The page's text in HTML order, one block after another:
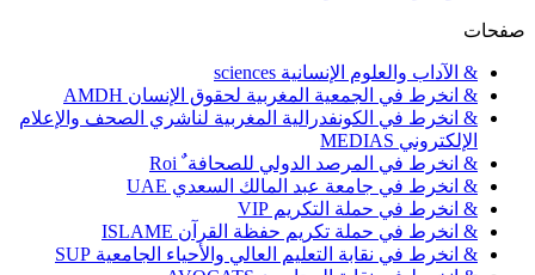
صفحات
& الآداب والعلوم الإنسانية sciences
& انخرط في الجمعية المغربية لحقوق الإنسان AMDH
& انخرط في الكونفدرالية المغربية لناشري الصحف والإعلام
الإلكتروني MEDIAS
& انخرط في المرصد الدولي للصحافة ٌ Roi
& انخرط في جامعة عبد المالك السعدي UAE
& انخرط في حملة التكريم VIP
& انخرط في حملة تكريم حفظة القرآن ISLAME
& انخرط في نقابة التعليم العالي والأحياء الجامعية SUP